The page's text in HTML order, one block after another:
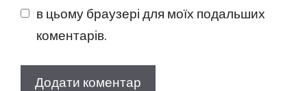
в цьому браузері для моїх подальших
коментарів.